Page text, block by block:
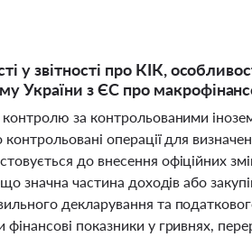
у звітності про КІК,
України з ЄС про
за контрольованими
контрольовані операції для
до внесення офіційних
значна частина доходів або
декларування та
фінансові показники у гривнях,